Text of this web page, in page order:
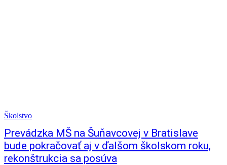
Školstvo
Prevádzka MŠ na Šuňavcovej v Bratislave
bude pokračovať aj v ďalšom školskom roku,
rekonštrukcia sa posúva